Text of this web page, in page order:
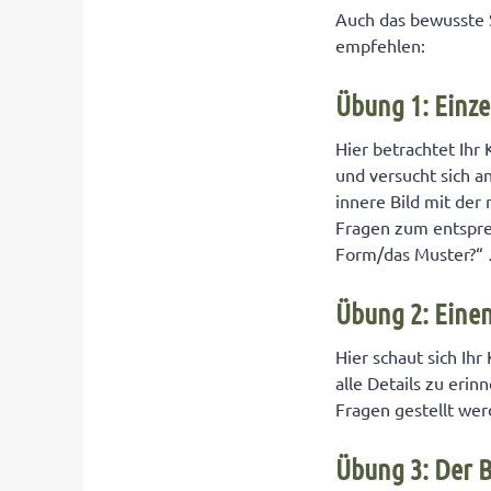
Auch das
empfehlen:
Übung 1:
Hier betrachtet Ihr
und versucht sich
innere Bild mit der
Fragen zum
Form/das
Übung 2:
Hier schaut sich
alle Details zu
Fragen gestellt
Übung 3: Der